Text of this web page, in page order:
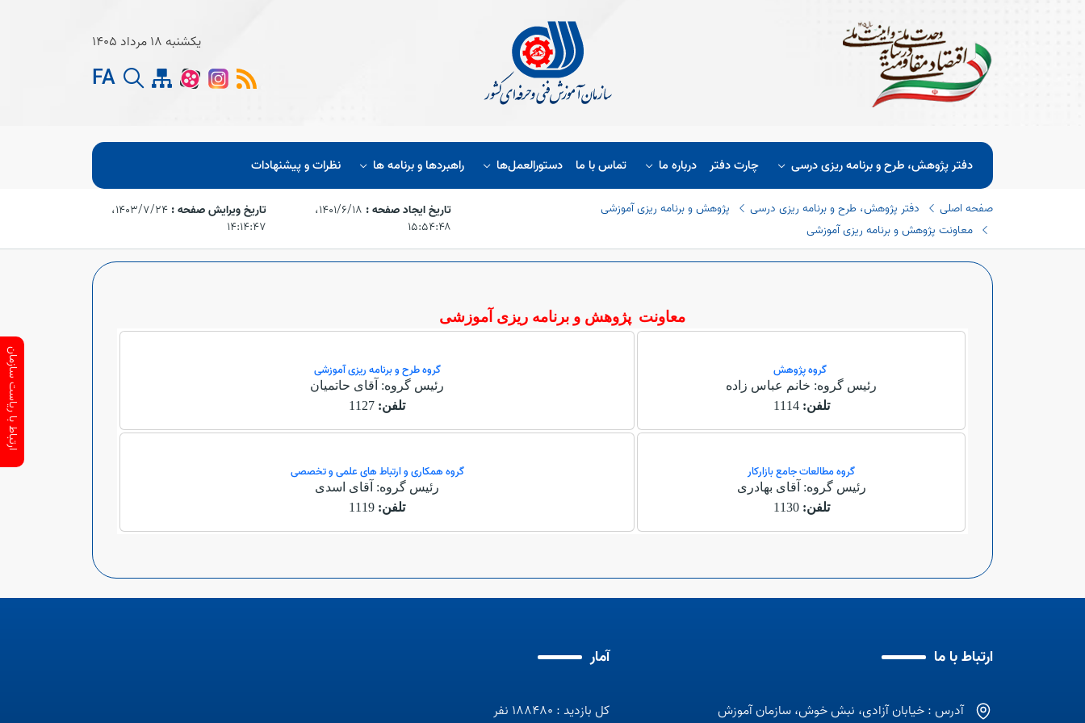
یکشنبه 18 مرداد 1405
FA
دفتر پژوهش، طرح و برنامه ریزی درسی چارت دفتر درباره ما تماس با ما دستورالعمل‌ها راهبردها و برنامه ها نظرات و پیشنهادات
صفحه اصلی دفتر پژوهش، طرح و برنامه ریزی درسی
پژوهش و برنامه ریزی آموزشی
معاونت پژوهش و برنامه ریزی آموزشی
تاریخ ایجاد صفحه :
۱۴۰۱/۶/۱۸،‏
۱۵:۵۴:۴۸
تاریخ ویرایش صفحه :
۱۴۰۳/۷/۲۴،‏
۱۴:۱۴:۴۷
معاونت پژوهش و برنامه ریزی آموزشی
گروه پژوهش
رئیس گروه: خانم عباس زاده
تلفن:1114
گروه طرح و برنامه ریزی آموزشی
رئیس گروه: آقای حاتمیان
تلفن: 1127
گروه مطالعات جامع بازارکار
رئیس گروه: آقای بهادری
تلفن:1130
گروه همکاری و ارتباط های علمی و تخصصی
رئیس گروه: آقای اسدی
تلفن: 1119
ارتباط با ما
آدرس : خیابان آزادی، نبش خوش، سازمان آموزش
آمار
کل بازدید : 188480 نفر
ارتباط با ریاست سازمان